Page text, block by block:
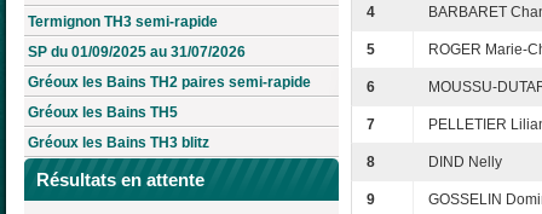
Termignon TH3 semi-rapide
SP du 01/09/2025 au 31/07/2026
Gréoux les Bains TH2 paires semi-rapide
Gréoux les Bains TH5
Gréoux les Bains TH3 blitz
Résultats en attente
4 BARBARET
5 ROGER Marie-
6 MOUSSU-
7 PELLETIER
8 DIND Nelly
9 GOSSELIN